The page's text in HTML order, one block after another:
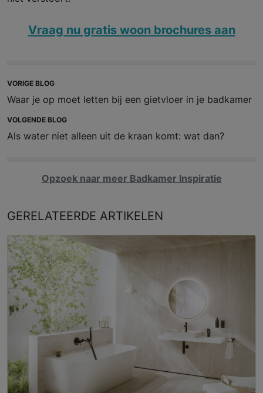
Vraag nu gratis woon brochures aan
VORIGE BLOG
Waar je op moet letten bij een gietvloer in je badkamer
VOLGENDE BLOG
Als water niet alleen uit de kraan komt: wat dan?
Opzoek naar meer Badkamer Inspiratie
GERELATEERDE ARTIKELEN